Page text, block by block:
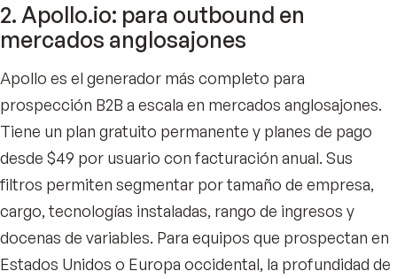
2. Apollo.io: para outbound en
mercados anglosajones
Apollo es el generador más completo para
prospección B2B a escala en mercados anglosajones.
Tiene un plan gratuito permanente y planes de pago
desde $49 por usuario con facturación anual. Sus
filtros permiten segmentar por tamaño de empresa,
cargo, tecnologías instaladas, rango de ingresos y
docenas de variables. Para equipos que prospectan en
Estados Unidos o Europa occidental, la profundidad de